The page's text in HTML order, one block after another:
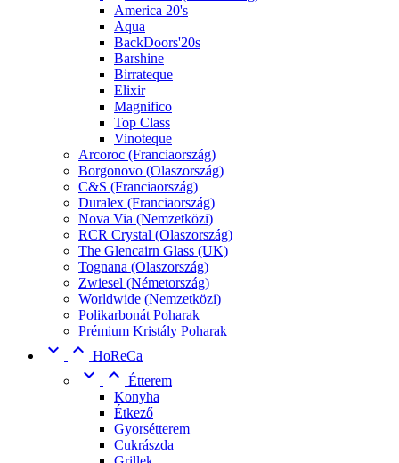
America 20's
Aqua
BackDoors'20s
Barshine
Birrateque
Elixir
Magnifico
Top Class
Vinoteque
Arcoroc (Franciaország)
Borgonovo (Olaszország)
C&S (Franciaország)
Duralex (Franciaország)
Nova Via (Nemzetközi)
RCR Crystal (Olaszország)
The Glencairn Glass (UK)
Tognana (Olaszország)
Zwiesel (Németország)
Worldwide (Nemzetközi)
Polikarbonát Poharak
Prémium Kristály Poharak
  HoReCa
  Étterem
Konyha
Étkező
Gyorsétterem
Cukrászda